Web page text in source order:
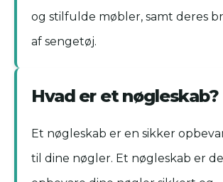
og stilfulde møbler, samt deres
af sengetøj.
Hvad er et nøgleskab?
Et nøgleskab er en sikker
til dine nøgler. Et nøgleskab er